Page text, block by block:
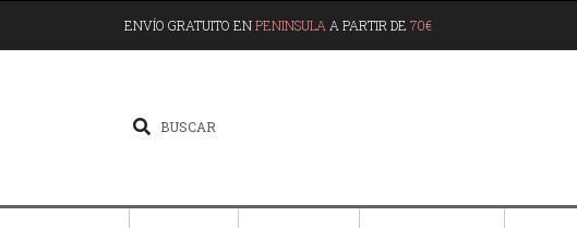
ENVÍO GRATUITO ENPENINSULA A PARTIR DE 70€